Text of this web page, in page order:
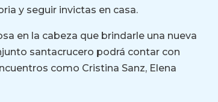
y seguir invictas en casa.
en la cabeza que brindarle una nueva
santacrucero podrá contar con
como Cristina Sanz, Elena